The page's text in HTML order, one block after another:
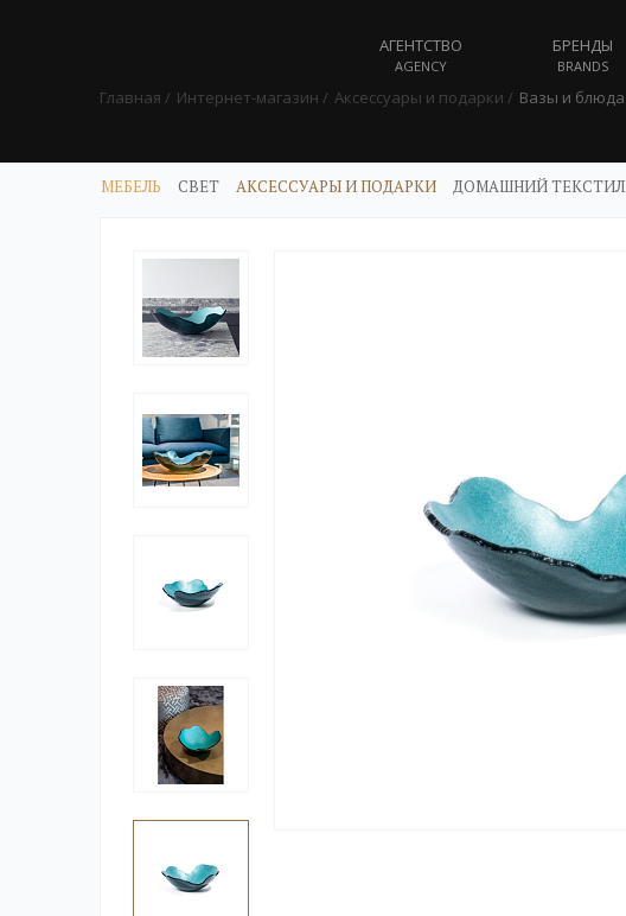
АГЕНТСТВО
AGENCY
БРЕНДЫ
BRANDS
Главная Интернет-магазин Аксессуары и подарки Вазы и блюда
МЕБЕЛЬ СВЕТ АКСЕССУАРЫ И ПОДАРКИ ДОМАШНИЙ